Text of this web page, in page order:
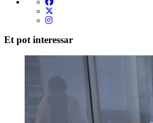
Et pot interessar